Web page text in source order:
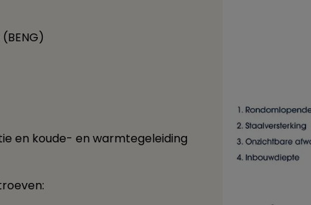
en koude- en warmtegeleiding